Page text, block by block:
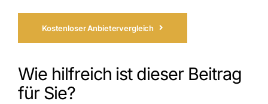
Kostenloser Anbietervergleich
Wie hilfreich ist dieser Beitrag
für Sie?